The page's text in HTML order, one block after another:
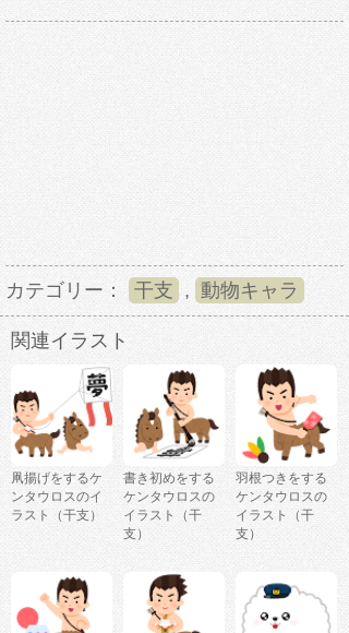
カテゴリー： 干支 , 動物キャラ
関連イラスト
凧揚げをするケ
ンタウロスのイ
ラスト（干支）
書き初めをする
ケンタウロスの
イラスト（干
支）
羽根つきをする
ケンタウロスの
イラスト（干
支）